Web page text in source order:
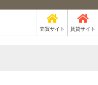
売買サイト 賃貸サイト